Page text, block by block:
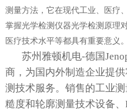
测量方法，它在现代工业、医疗
掌握光学检测仪器光学检测原理
医疗技术水平等都具有重要意义。
苏州雅顿机电-德国
商，为国内外制造企业提
测技术服务。销售的工业
糙度和轮廓测量技术设备、